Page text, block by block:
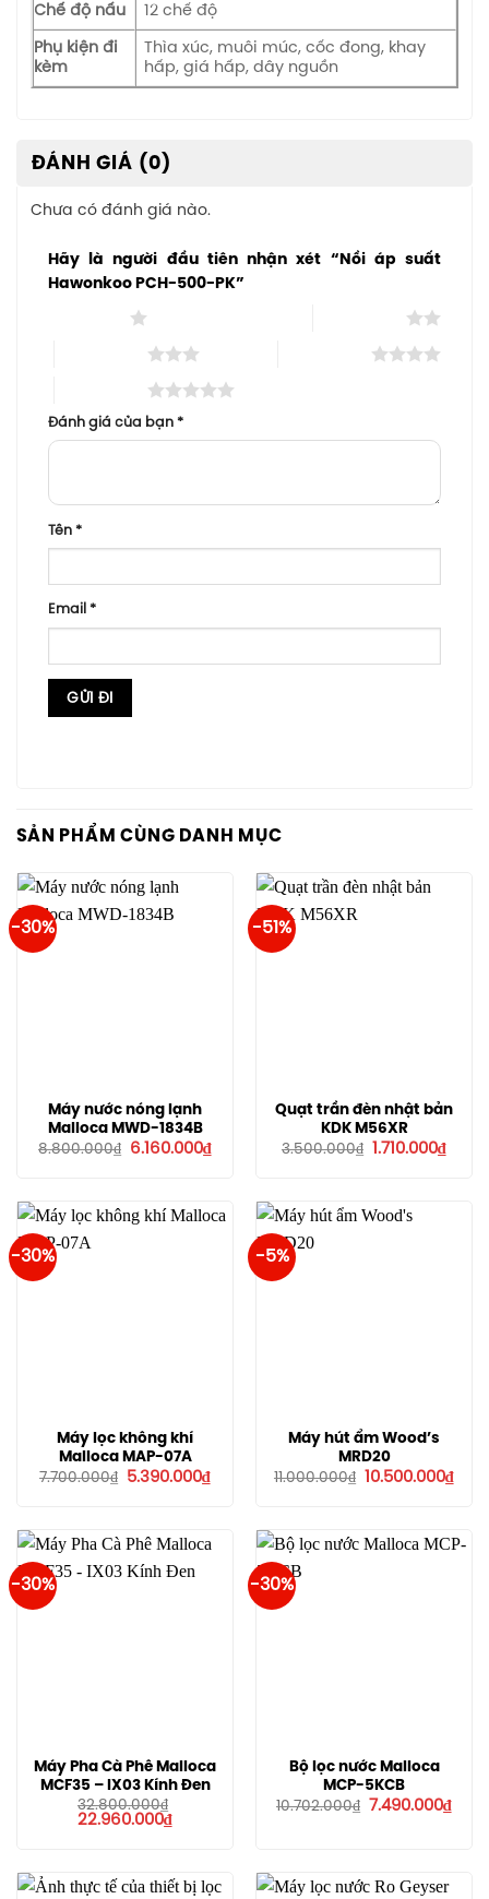
Chế độ nấu 12 chế độ
Phụ kiện đi
kèm
Thìa xúc, muôi múc, cốc đong, khay
hấp, giá hấp, dây nguồn
ĐÁNH GIÁ (0)
Chưa có đánh giá nào.
Hãy là người đầu tiên nhận xét “Nồi áp suất
Hawonkoo PCH-500-PK”
Đánh giá của bạn *
Tên *
Email *
SẢN PHẨM CÙNG DANH MỤC
-30%
Máy nước nóng lạnh
Malloca MWD-1834B
8.800.000₫
Giá
6.160.000₫Giá
6.160.000₫.
-51%
Quạt trần đèn nhật bản
KDK M56XR
3.500.000₫ Giá
1.710.000₫Giá
-30%
Máy lọc không khí
Malloca MAP-07A
7.700.000₫
Giá
5.390.000₫Giá
5.390.000₫.
-5%
Máy hút ẩm Wood’s
MRD20
11.000.000₫ Giá
10.500.000₫Giá
-30%
Máy Pha Cà Phê Malloca
MCF35 – IX03 Kính Đen
32.800.000₫
Giá
22.960.000₫Giá
22.960.000₫.
-30%
Bộ lọc nước Malloca
MCP-5KCB
10.702.000₫ Giá
7.490.000₫Giá